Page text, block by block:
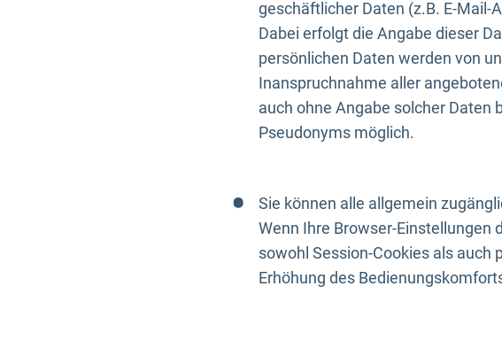
geschäftlicher Daten (z.B. E-Mail-
Dabei erfolgt die Angabe dieser
persönlichen Daten werden von
Inanspruchnahme aller
auch ohne Angabe solcher Daten
Pseudonyms möglich.
Sie können alle allgemein
Wenn Ihre Browser-Einstellungen
sowohl Session-Cookies als
Erhöhung des